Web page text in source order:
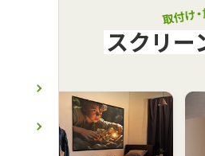
スクリー